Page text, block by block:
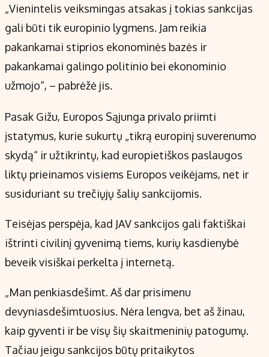
„Vienintelis veiksmingas atsakas į tokias sankcijas
gali būti tik europinio lygmens. Jam reikia
pakankamai stiprios ekonominės bazės ir
pakankamai galingo politinio bei ekonominio
užmojo“, – pabrėžė jis.
Pasak Gižu, Europos Sąjunga privalo priimti
įstatymus, kurie sukurtų „tikrą europinį suverenumo
skydą“ ir užtikrintų, kad europietiškos paslaugos
liktų prieinamos visiems Europos veikėjams, net ir
susiduriant su trečiųjų šalių sankcijomis.
Teisėjas perspėja, kad JAV sankcijos gali faktiškai
ištrinti civilinį gyvenimą tiems, kurių kasdienybė
beveik visiškai perkelta į internetą.
„Man penkiasdešimt. Aš dar prisimenu
devyniasdešimtuosius. Nėra lengva, bet aš žinau,
kaip gyventi ir be visų šių skaitmeninių patogumų.
Tačiau jeigu sankcijos būtų pritaikytos